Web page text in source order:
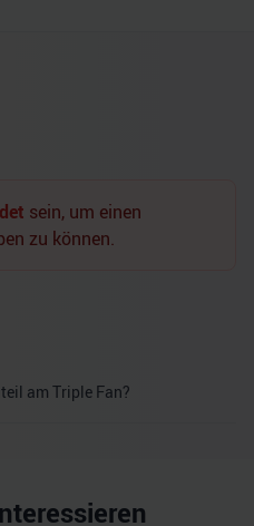
sein, um einen
zu können.
am Triple Fan?